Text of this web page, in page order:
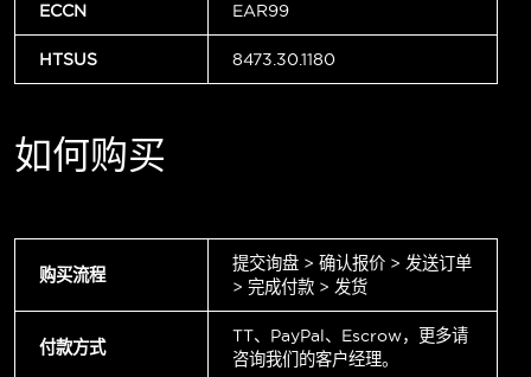
ECCN EAR99
HTSUS 8473.30.1180
如何购买
购买流程
提交询盘 > 确认报价 > 发送订单
> 完成付款 > 发货
付款方式
TT、PayPal、Escrow，更多请
咨询我们的客户经理。